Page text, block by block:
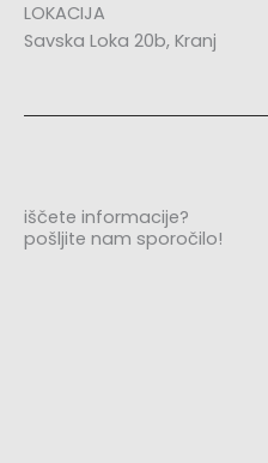
LOKACIJA
Savska Loka 20b, Kranj
iščete informacije?
pošljite nam sporočilo!